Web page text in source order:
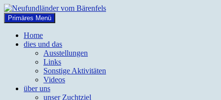
Zum
Inhalt
springen
Neufundländer vom Bärenfels
Suchen
Primäres Menü
Home
dies und das
Ausstellungen
Links
Sonstige Aktivitäten
Videos
über uns
unser Zuchtziel